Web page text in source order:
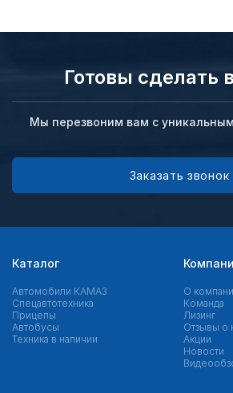
Готовы сделать
Мы перезвоним вам с
Заказать звонок
Каталог
Автомобили КАМАЗ
Спецавтотехника
Прицепы
Автобусы
Техника в наличии
О
Команда
Лизинг
Отзывы о
Акции
Новости